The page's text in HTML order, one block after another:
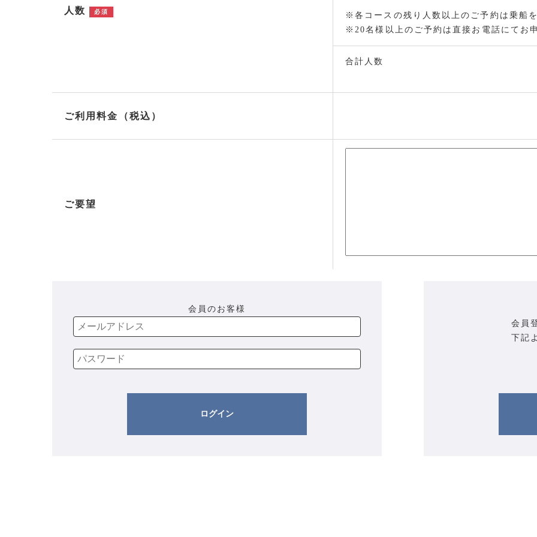
人数 必須
※各コースの残り人数以上のご予約は乗船
※20名様以上のご予約は直接お電話にてお
合計人数
ご利用料金（税込）
ご要望
会員のお客様
ログイン
会員
下記